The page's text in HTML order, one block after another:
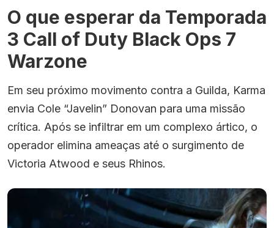
O que esperar da Temporada
3 Call of Duty Black Ops 7
Warzone
Em seu próximo movimento contra a Guilda, Karma
envia Cole “Javelin” Donovan para uma missão
crítica. Após se infiltrar em um complexo ártico, o
operador elimina ameaças até o surgimento de
Victoria Atwood e seus Rhinos.